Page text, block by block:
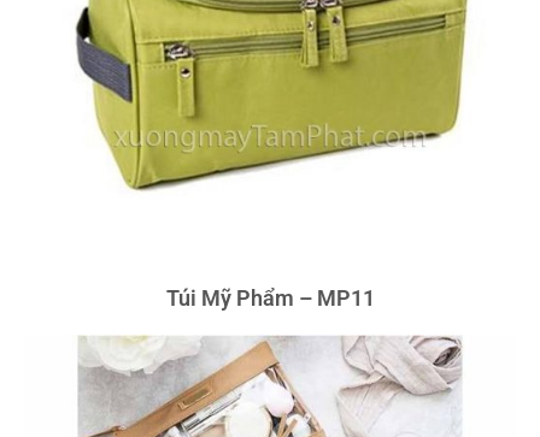
Túi Mỹ Phẩm – MP11